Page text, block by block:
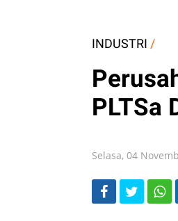
INDUSTRI /
PLTSa
Selasa, 04